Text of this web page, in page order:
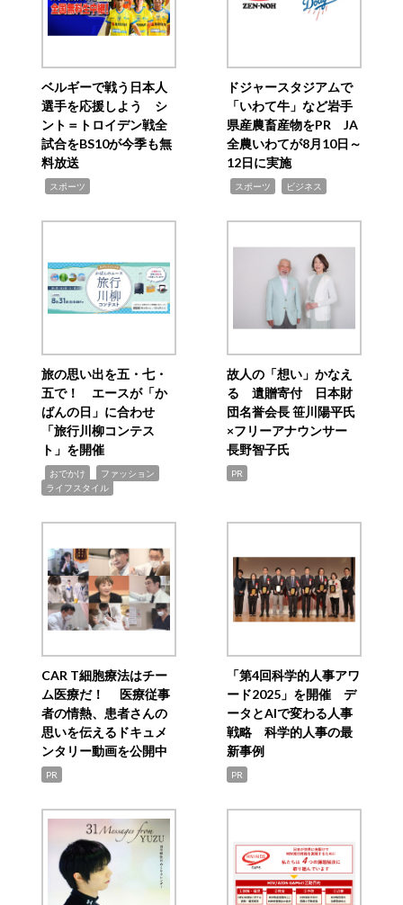
ベルギーで戦う日本人
選手を応援しよう シ
ント＝トロイデン戦全
試合をBS10が今季も無
料放送
スポーツ
ドジャースタジアムで
「いわて牛」など岩手
県産農畜産物をPR JA
全農いわてが8月10日～
12日に実施
スポーツ ビジネス
旅の思い出を五・七・
五で！ エースが「か
ばんの日」に合わせ
「旅行川柳コンテス
ト」を開催
おでかけ ファッション
ライフスタイル
故人の「想い」かなえ
る 遺贈寄付 日本財
団名誉会長 笹川陽平氏
×フリーアナウンサー
長野智子氏
PR
CAR T細胞療法はチー
ム医療だ！ 医療従事
者の情熱、患者さんの
思いを伝えるドキュメ
ンタリー動画を公開中
PR
「第4回科学的人事アワ
ード2025」を開催 デ
ータとAIで変わる人事
戦略 科学的人事の最
新事例
PR